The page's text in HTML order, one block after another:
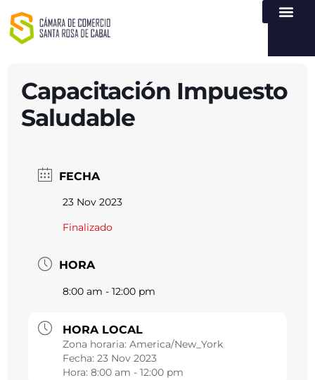
Capacitación Impuesto
Saludable
FECHA
23 Nov 2023
Finalizado
HORA
8:00 am - 12:00 pm
HORA LOCAL
Zona horaria: America/New_York
Fecha: 23 Nov 2023
Hora: 8:00 am - 12:00 pm